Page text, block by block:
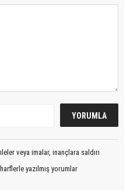
veya imalar, inançlara saldırı
yazılmış yorumlar